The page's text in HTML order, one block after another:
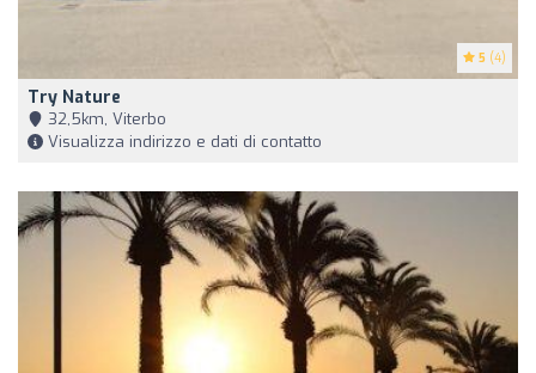
5 (4)
Try Nature
32,5km, Viterbo
Visualizza indirizzo e dati di contatto